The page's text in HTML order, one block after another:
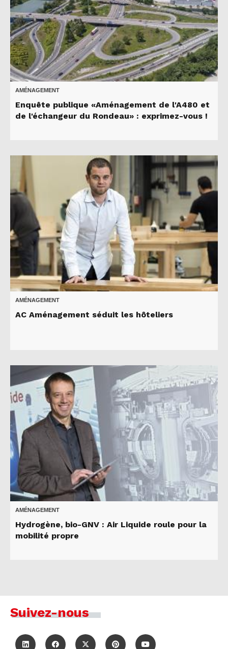
AMÉNAGEMENT
Enquête publique «Aménagement de l'A480 et
de l'échangeur du Rondeau» : exprimez-vous !
AMÉNAGEMENT
AC Aménagement séduit les hôteliers
AMÉNAGEMENT
Hydrogène, bio-GNV : Air Liquide roule pour la
mobilité propre
Suivez-nous